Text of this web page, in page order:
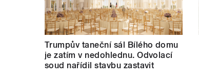
Trumpův taneční sál Bílého domu
je zatím v nedohlednu. Odvolací
soud nařídil stavbu zastavit